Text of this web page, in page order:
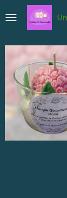
au
principal